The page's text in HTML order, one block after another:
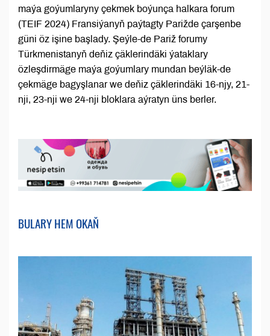
maýa goýumlaryny çekmek boýunça halkara forum
(TEIF 2024) Fransiýanyň paýtagty Parižde çarşenbe
güni öz işine başlady. Şeýle-de Pariž forumy
Türkmenistanyň deňiz çäklerindäki ýataklary
özleşdirmäge maýa goýumlary mundan beýläk-de
çekmäge bagyşlanar we deňiz çäklerindäki 16-njy, 21-
nji, 23-nji we 24-nji bloklara aýratyn üns berler.
BULARY HEM OKAŇ